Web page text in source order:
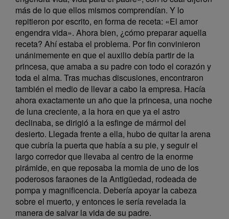
más de lo que ellos mismos comprendían. Y lo
repitieron por escrito, en forma de receta: «El amor
engendra vida». Ahora bien, ¿cómo preparar aquella
receta? Ahí estaba el problema. Por fin convinieron
unánimemente en que el auxilio debía partir de la
princesa, que amaba a su padre con todo el corazón y
toda el alma. Tras muchas discusiones, encontraron
también el medio de llevar a cabo la empresa. Hacía
ahora exactamente un año que la princesa, una noche
de luna creciente, a la hora en que ya el astro
declinaba, se dirigió a la esfinge de mármol del
desierto. Llegada frente a ella, hubo de quitar la arena
que cubría la puerta que había a su pie, y seguir el
largo corredor que llevaba al centro de la enorme
pirámide, en que reposaba la momia de uno de los
poderosos faraones de la Antigüedad, rodeada de
pompa y magnificencia. Debería apoyar la cabeza
sobre el muerto, y entonces le sería revelada la
manera de salvar la vida de su padre.